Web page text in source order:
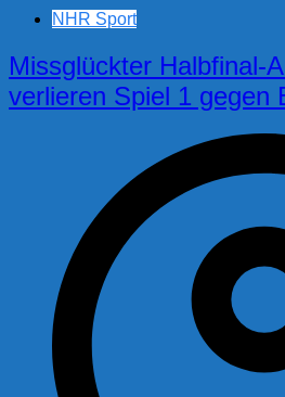
NHR Sport
Missglückter Halbfinal-
verlieren Spiel 1 gegen